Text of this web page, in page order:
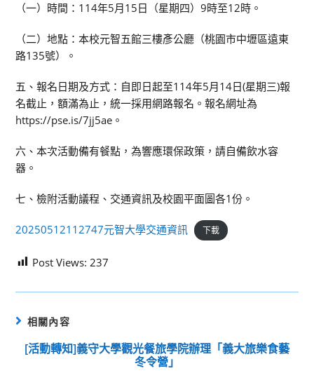
（一）時間：114年5月15日（星期四）9時至12時。
（二）地點：本校元智五館三樓彥公廳（桃園市中壢區遠東
路135號）。
五、報名日期及方式：自即日起至114年5月14日(星期三)報
名截止，額滿為止，統一採用網路報名。報名網址為
https://pse.is/7jj5ae。
六、本次活動備有餐點，為響應環保政策，請自備飲水容
器。
七、檢附活動議程、交通資訊及校園平面圖各1份。
20250512112747元智大學交通資訊 下載
Post Views: 237
相關內容
[活動轉知]義守大學觀光餐旅學院辦理「義大旅樂食藝
冬令營」